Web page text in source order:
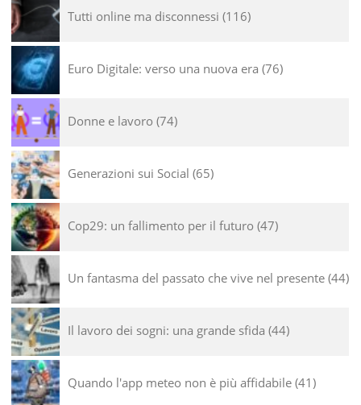
Tutti online ma disconnessi 116
Euro Digitale: verso una nuova era 76
Donne e lavoro 74
Generazioni sui Social 65
Cop29: un fallimento per il futuro 47
Un fantasma del passato che vive nel presente 44
Il lavoro dei sogni: una grande sfida 44
Quando l'app meteo non è più affidabile 41